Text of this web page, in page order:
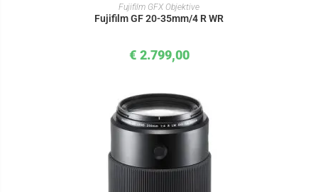
IN DEN WARENKORB
Fujifilm GFX Objektive
Fujifilm GF 20-35mm/4 R WR
€ 2.799,00